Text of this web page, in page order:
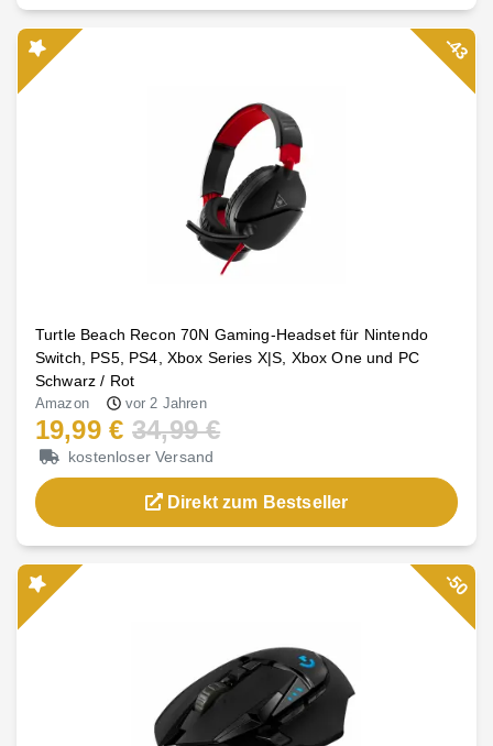
Turtle Beach Recon 70N Gaming-Headset für Nintendo
Switch, PS5, PS4, Xbox Series X|S, Xbox One und PC
Schwarz / Rot
Amazon vor 2 Jahren
19,99 € 34,99 €
kostenloser Versand
Direkt zum Bestseller
-43
-50